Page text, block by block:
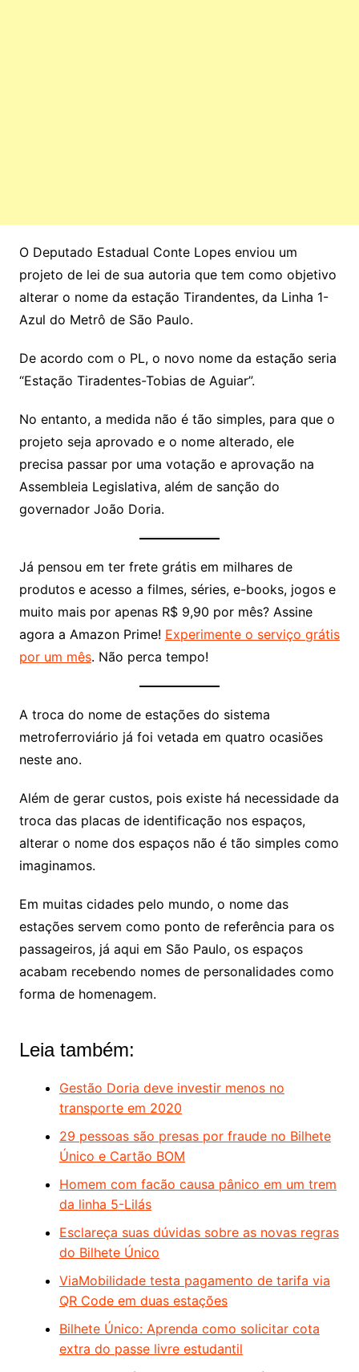
O Deputado Estadual Conte Lopes enviou um
projeto de lei de sua autoria que tem como objetivo
alterar o nome da estação Tirandentes, da Linha 1-
Azul do Metrô de São Paulo.
De acordo com o PL, o novo nome da estação seria
“Estação Tiradentes-Tobias de Aguiar”.
No entanto, a medida não é tão simples, para que o
projeto seja aprovado e o nome alterado, ele
precisa passar por uma votação e aprovação na
Assembleia Legislativa, além de sanção do
governador João Doria.
Já pensou em ter frete grátis em milhares de
produtos e acesso a filmes, séries, e-books, jogos e
muito mais por apenas R$ 9,90 por mês? Assine
agora a Amazon Prime! Experimente o serviço grátis
por um mês. Não perca tempo!
A troca do nome de estações do sistema
metroferroviário já foi vetada em quatro ocasiões
neste ano.
Além de gerar custos, pois existe há necessidade da
troca das placas de identificação nos espaços,
alterar o nome dos espaços não é tão simples como
imaginamos.
Em muitas cidades pelo mundo, o nome das
estações servem como ponto de referência para os
passageiros, já aqui em São Paulo, os espaços
acabam recebendo nomes de personalidades como
forma de homenagem.
Leia também:
Gestão Doria deve investir menos no
transporte em 2020
29 pessoas são presas por fraude no Bilhete
Único e Cartão BOM
Homem com facão causa pânico em um trem
da linha 5-Lilás
Esclareça suas dúvidas sobre as novas regras
do Bilhete Único
ViaMobilidade testa pagamento de tarifa via
QR Code em duas estações
Bilhete Único: Aprenda como solicitar cota
extra do passe livre estudantil